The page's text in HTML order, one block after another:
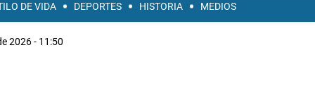
DE VIDA DEPORTES HISTORIA MEDIOS
2026 - 11:50